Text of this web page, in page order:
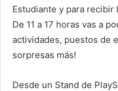
Estudiante y para recibir
De 11 a 17 horas vas a
actividades, puestos de
sorpresas más!
Desde un Stand de